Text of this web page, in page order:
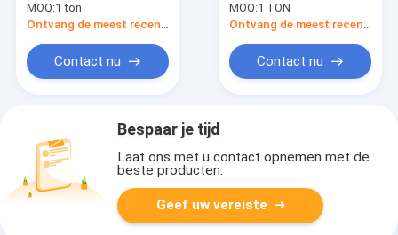
3000mm
MOQ:1 ton
Ontvang de meest recente Prijs
Contact nu
Ronde Pijp
MOQ:1 TON
Ontvang de meest recente Prijs
Contact nu
Bespaar je tijd
Laat ons met u contact opnemen met de
beste producten.
Geef uw vereiste